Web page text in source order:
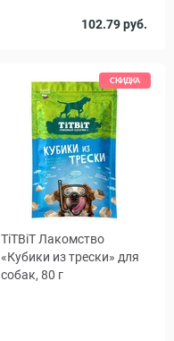
102.79 руб.
СКИДКА
TiTBiT Лакомство
«Кубики из трески» для
собак, 80 г